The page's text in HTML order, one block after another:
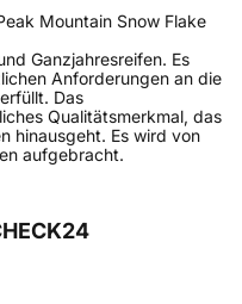
Mountain Snow Flake
Ganzjahresreifen. Es
Anforderungen an die
Das
Qualitätsmerkmal, das
hinausgeht. Es wird von
aufgebracht.